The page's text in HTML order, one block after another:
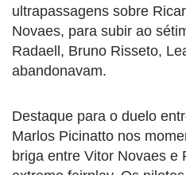
ultrapassagens sobre
Novaes, para subir ao
Radaell, Bruno Risseto,
abandonavam.
Destaque para o duelo
Marlos Picinatto nos
briga entre Vitor Novaes e